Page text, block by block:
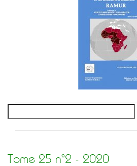
Tome 25 n°2 - 2020